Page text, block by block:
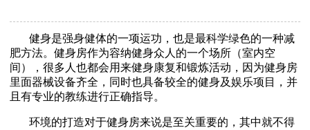
健身是强身健体的一项运功，也是最科学绿色的一种减
肥方法。健身房作为容纳健身众人的一个场所（室内空
间），很多人也都会用来健身康复和锻炼活动，因为健身房
里面器械设备齐全，同时也具备较全的健身及娱乐项目，并
且有专业的教练进行正确指导。
环境的打造对于健身房来说是至关重要的，其中就不得